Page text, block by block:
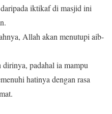
iktikaf di masjid ini
Allah akan menutupi aib-
padahal ia mampu
hatinya dengan rasa